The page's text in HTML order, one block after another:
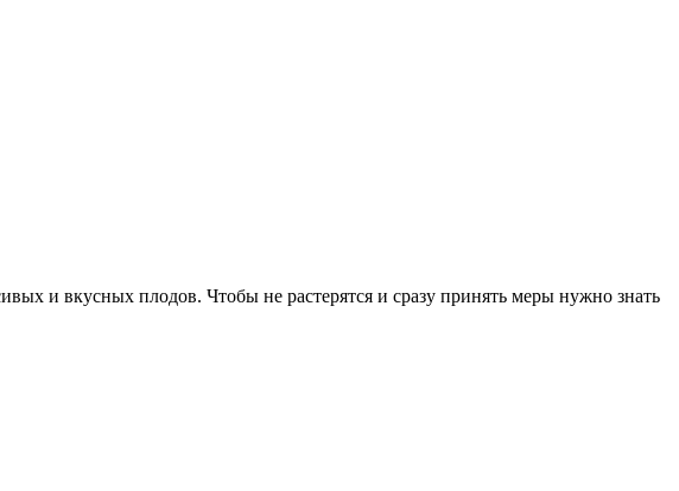
и вкусных плодов. Чтобы не растерятся и сразу принять меры нужно знать